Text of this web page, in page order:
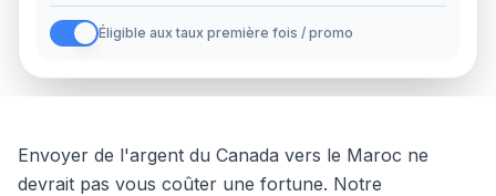
Éligible aux taux première fois / promo
Envoyer de l'argent du Canada vers le Maroc ne
devrait pas vous coûter une fortune. Notre